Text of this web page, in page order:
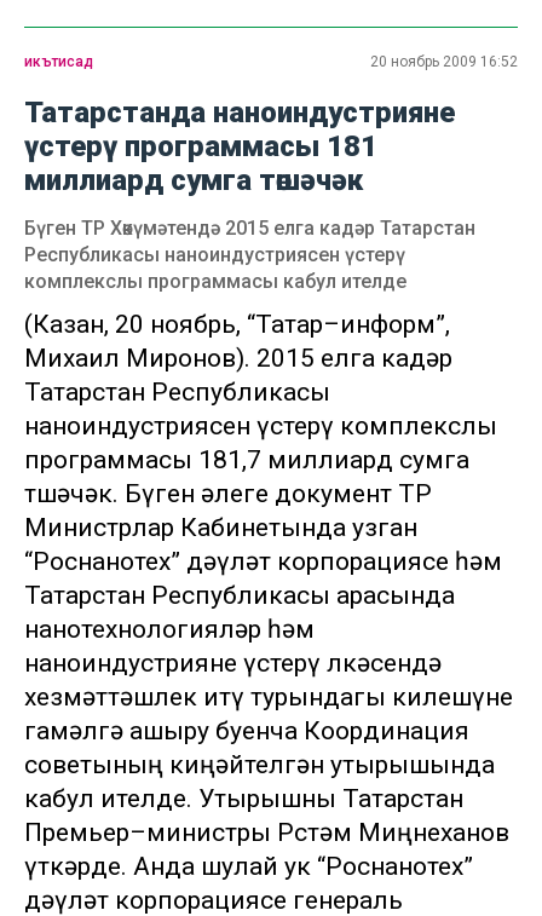
икътисад 20 ноябрь 2009 16:52
Татарстанда наноиндустрияне
үстерү программасы 181
миллиард сумга төшәчәк
Бүген ТР Хөкүмәтендә 2015 елга кадәр Татарстан
Республикасы наноиндустриясен үстерү
комплекслы программасы кабул ителде
(Казан, 20 ноябрь, “Татар–информ”,
Михаил Миронов). 2015 елга кадәр
Татарстан Республикасы
наноиндустриясен үстерү комплекслы
программасы 181,7 миллиард сумга
төшәчәк. Бүген әлеге документ ТР
Министрлар Кабинетында узган
“Роснанотех” дәүләт корпорациясе һәм
Татарстан Республикасы арасында
нанотехнологияләр һәм
наноиндустрияне үстерү өлкәсендә
хезмәттәшлек итү турындагы килешүне
гамәлгә ашыру буенча Координация
советының киңәйтелгән утырышында
кабул ителде. Утырышны Татарстан
Премьер–министры Рөстәм Миңнеханов
үткәрде. Анда шулай ук “Роснанотех”
дәүләт корпорациясе генераль